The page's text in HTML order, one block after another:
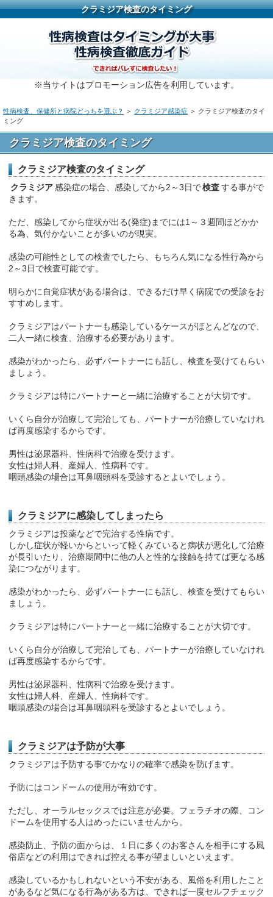
クラミジア検査のタイミング
※当サイトはプロモーション広告を利用しています。
性病検査、保健所と病院どっちを選ぶ？ ＞ クラミジア感染症 ＞ クラミジア検査のタイ
ミング
クラミジア検査のタイミング
クラミジア検査のタイミング
クラミジア 感染症の場合、感染してから2～3日で検査する事がで
きます。
ただ、感染してから症状が出る(発症)までには1～３週間ほどかか
る為、気付かないことが多いのが現実。
感染の可能性としての検査でしたら、もちろん気になる性行為から
2～3日で検査可能です。
明らかに自覚症状がある場合は、できるだけ早く病院での受診をお
すすめします。
クラミジアはパートナーも感染しているケースがほとんどなので、
二人一緒に検査、治療する必要があります。
感染がわかったら、必ずパートナーにも話し、検査を受けてもらい
ましょう。
クラミジアは特にパートナーと一緒に治療することが大切です。
いくら自分が治療して完治しても、パートナーが治療していなけれ
ば再度感染するからです。
男性は泌尿器科、性病科で治療を受けます。
女性は婦人科、産婦人、性病科です。
咽頭感染の場合は耳鼻咽頭科を受診するとよいでしょう。
クラミジアに感染してしまったら
クラミジアは投薬などで完治する性病です。
しかし症状が軽いからといって軽くみていると病状が悪化して治療
が長引いたり、治療期間中に他の人と性的な接触を持てば更なる感
染につながります。
感染がわかったら、必ずパートナーにも話し、検査を受けてもらい
ましょう。
クラミジアは特にパートナーと一緒に治療することが大切です。
いくら自分が治療して完治しても、パートナーが治療していなけれ
ば再度感染するからです。
男性は泌尿器科、性病科で治療を受けます。
女性は婦人科、産婦人、性病科です。
咽頭感染の場合は耳鼻咽頭科を受診するとよいでしょう。
クラミジアは予防が大事
クラミジアは予防する事でかなりの確率で感染を防げます。
予防にはコンドームの使用が有効です。
ただし、オーラルセックスでは注意が必要。フェラチオの際、コン
ドームを使用する人はめったにいませんから。
感染防止、予防の面からは、１日に多くのお客さんを相手にする風
俗店などの利用はできれば控える事が望ましいといえます。
感染しているかもしれないという不安がある、風俗を利用したこと
があるなど気になる行為がある方は、できれば一度セルフチェック